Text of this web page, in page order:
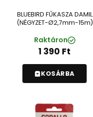
BLUEBIRD FŰKASZA DAMIL
(NÉGYZET-Ø2,7mm-15m)
Raktáron
1 390 Ft
KOSÁRBA